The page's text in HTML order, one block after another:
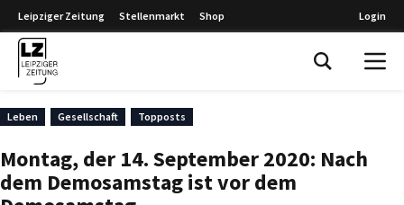
Leipziger Zeitung Stellenmarkt Shop Login
Leben Gesellschaft Topposts
Montag, der 14. September 2020: Nach
dem Demosamstag ist vor dem